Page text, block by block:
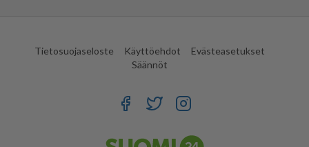
Tietosuojaseloste Käyttöehdot
Evästeasetukset
Säännöt